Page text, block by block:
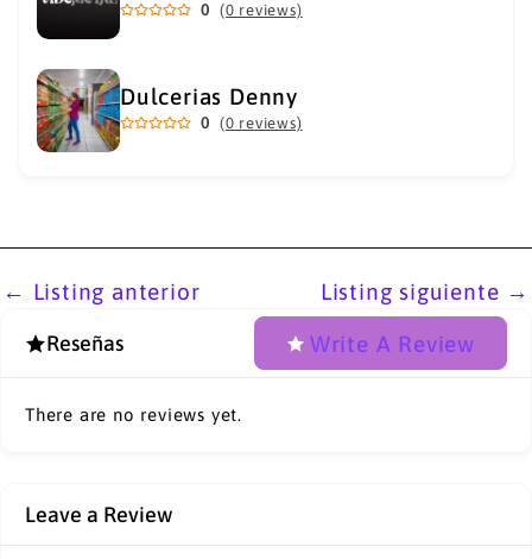
0 (0 reviews)
Dulcerias Denny
0 (0 reviews)
← Listing anterior Listing siguiente →
Reseñas Write A Review
There are no reviews yet.
Leave a Review